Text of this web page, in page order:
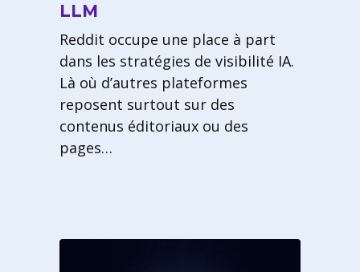
LLM
Reddit occupe une place à part
dans les stratégies de visibilité IA.
Là où d’autres plateformes
reposent surtout sur des
contenus éditoriaux ou des
pages…